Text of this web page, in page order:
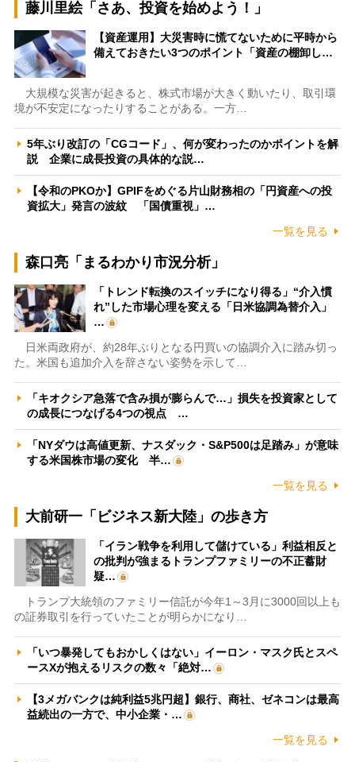
藤川里絵「さあ、投資を始めよう！」
【資産運用】大災害時に慌てないために平時から
備えておきたい3つのポイント「資産の棚卸し…
大規模な災害が起きると、株式市場が大きく動いたり、取引環
境が不安定になったりすることがある。一方…
5年ぶり改訂の「CGコード」、何が変わったのかポイントを解
説 企業に成長投資の具体的な説…
【令和のPKOか】GPIFをめぐる片山財務相の「円資産への投
資拡大」発言の波紋 「国債重視」…
一覧を見る
森口亮「まるわかり市況分析」
「トレンド転換のスイッチになり得る」“介入慣
れ”した市場心理を変える「日米協調為替介入」
…
日米両政府が、約28年ぶりとなる円買いの協調介入に踏み切っ
た。米国も追加介入を辞さない姿勢を示して…
「キオクシア急落で含み損が膨らんで…」損失を投資家として
の成長につなげる4つの視点 …
「NYダウは高値更新、ナスダック・S&P500は足踏み」が意味
する米国株市場の変化 半…
一覧を見る
大前研一「ビジネス新大陸」の歩き方
「イラン戦争を利用して儲けている」利益相反と
の批判が強まるトランプファミリーの不正蓄財
疑…
トランプ大統領のファミリー信託が今年1～3月に3000回以上も
の証券取引を行っていたことが明らかになり…
「いつ暴発してもおかしくはない」イーロン・マスク氏とスペ
ースXが抱えるリスクの数々「絶対…
【3メガバンクは純利益5兆円超】銀行、商社、ゼネコンは最高
益続出の一方で、中小企業・…
一覧を見る